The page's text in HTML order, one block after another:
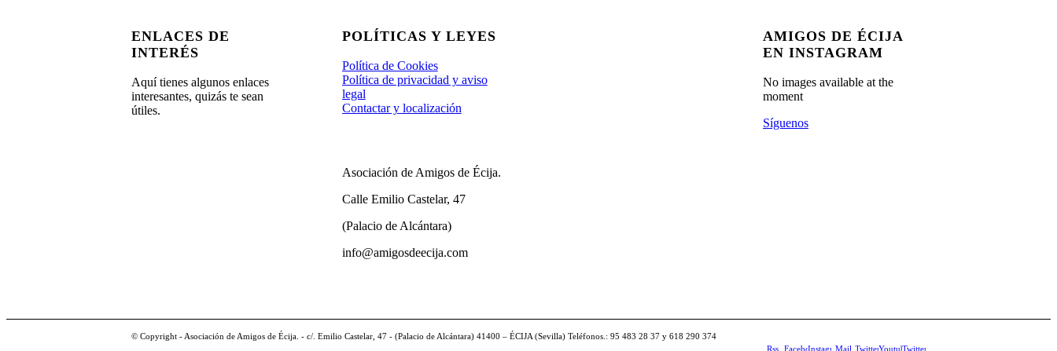
ENLACES DE
INTERÉS
Aquí tienes algunos enlaces
interesantes, quizás te sean
útiles.
POLÍTICAS Y LEYES
Política de Cookies
Política de privacidad y aviso
legal
Contactar y localización
Asociación de Amigos de Écija.
Calle Emilio Castelar, 47
(Palacio de Alcántara)
info@amigosdeecija.com
AMIGOS DE ÉCIJA
EN INSTAGRAM
No images available at the
moment
Síguenos
© Copyright - Asociación de Amigos de Écija. - c/. Emilio Castelar, 47 - (Palacio de Alcántara) 41400 – ÉCIJA (Sevilla) Teléfonos.: 95 483 28 37 y 618 290 374
Rss
FacebookInstagramMail TwitterYoutubeTwitter